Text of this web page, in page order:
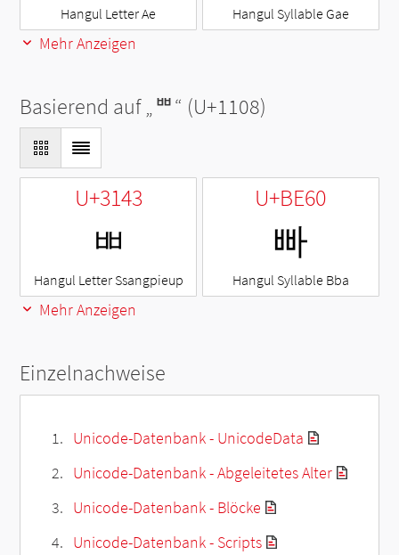
Hangul Letter Ae Hangul Syllable Gae
Mehr Anzeigen
Basierend auf „ᄈ“ (U+1108)
U+3143
ㅃ
Hangul Letter Ssangpieup
U+BE60
빠
Hangul Syllable Bba
Mehr Anzeigen
Einzelnachweise
Unicode-Datenbank - UnicodeData
Unicode-Datenbank - Abgeleitetes Alter
Unicode-Datenbank - Blöcke
Unicode-Datenbank - Scripts